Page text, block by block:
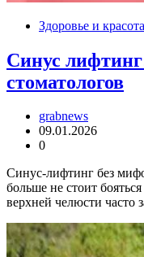
Здоровье и красота
Синус
стоматологов
grabnews
09.01.2026
0
Синус-лифтинг без
больше не стоит
верхней челюсти часто